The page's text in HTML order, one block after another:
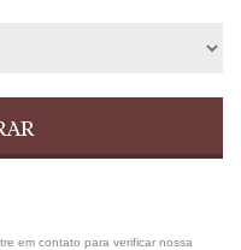
em contato para verificar nossa